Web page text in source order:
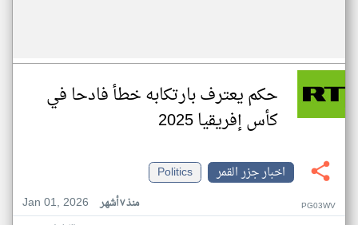
حكم يعترف بارتكابه خطأ فادحا في
كأس إفريقيا 2025
اخبار جزر القمر
Politics
Jan 01, 2026
منذ ٧ أشهر PG03WV